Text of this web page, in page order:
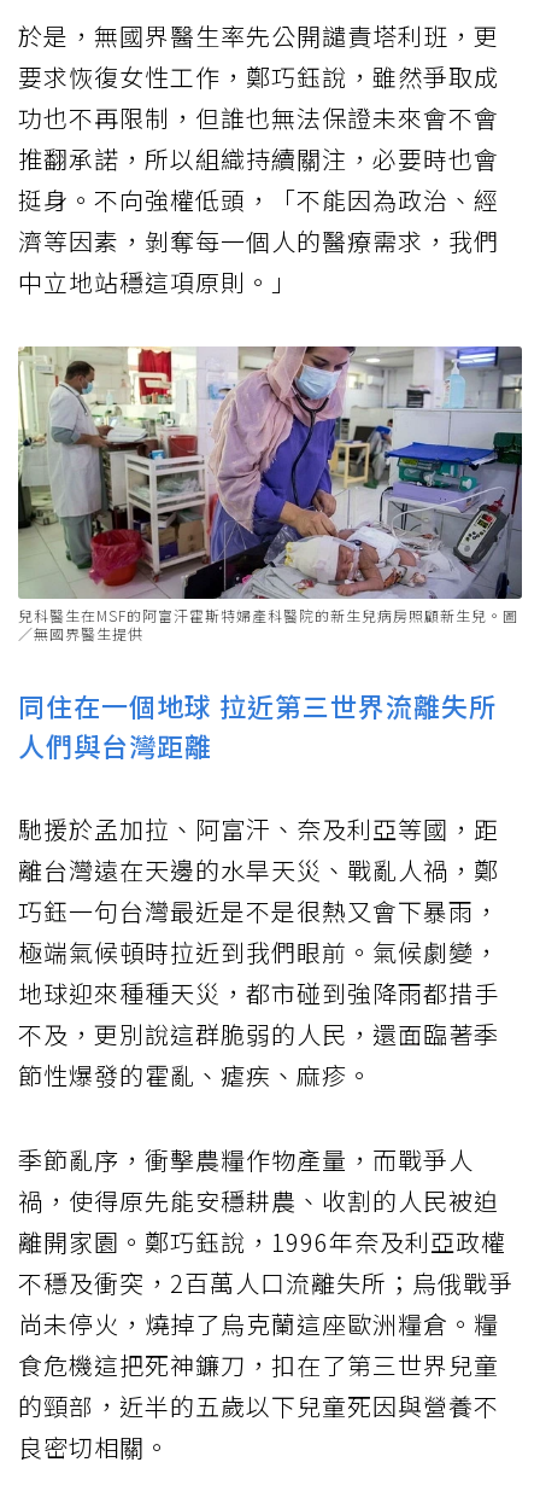
於是，無國界醫生率先公開譴責塔利班，更
要求恢復女性工作，鄭巧鈺說，雖然爭取成
功也不再限制，但誰也無法保證未來會不會
推翻承諾，所以組織持續關注，必要時也會
挺身。不向強權低頭，「不能因為政治、經
濟等因素，剝奪每一個人的醫療需求，我們
中立地站穩這項原則。」
兒科醫生在MSF的阿富汗霍斯特婦產科醫院的新生兒病房照顧新生兒。圖
／無國界醫生提供
同住在一個地球 拉近第三世界流離失所
人們與台灣距離
馳援於孟加拉、阿富汗、奈及利亞等國，距
離台灣遠在天邊的水旱天災、戰亂人禍，鄭
巧鈺一句台灣最近是不是很熱又會下暴雨，
極端氣候頓時拉近到我們眼前。氣候劇變，
地球迎來種種天災，都市碰到強降雨都措手
不及，更別說這群脆弱的人民，還面臨著季
節性爆發的霍亂、瘧疾、麻疹。
季節亂序，衝擊農糧作物產量，而戰爭人
禍，使得原先能安穩耕農、收割的人民被迫
離開家園。鄭巧鈺說，1996年奈及利亞政權
不穩及衝突，2百萬人口流離失所；烏俄戰爭
尚未停火，燒掉了烏克蘭這座歐洲糧倉。糧
食危機這把死神鐮刀，扣在了第三世界兒童
的頸部，近半的五歲以下兒童死因與營養不
良密切相關。